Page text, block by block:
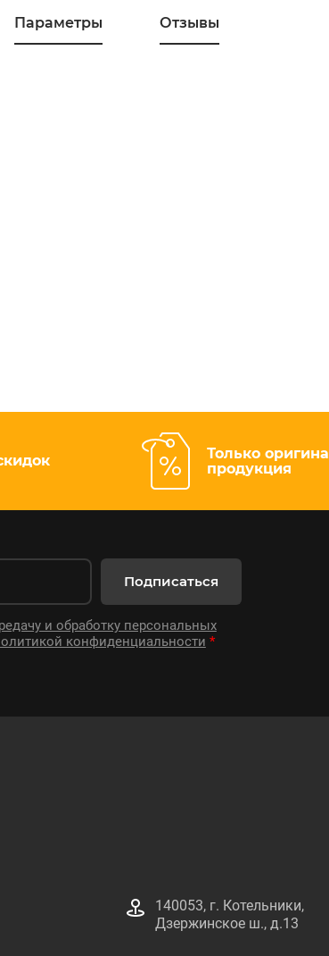
Параметры Отзывы
Только
продукция
и обработку персональных
конфиденциальности *
Подписаться
140053, г. Котельники,
Дзержинское ш., д.13